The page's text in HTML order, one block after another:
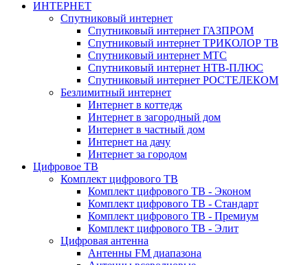
ИНТЕРНЕТ
Спутниковый интернет
Спутниковый интернет ГАЗПРОМ
Спутниковый интернет ТРИКОЛОР ТВ
Спутниковый интернет МТС
Спутниковый интернет НТВ-ПЛЮС
Спутниковый интернет РОСТЕЛЕКОМ
Безлимитный интернет
Интернет в коттедж
Интернет в загородный дом
Интернет в частный дом
Интернет на дачу
Интернет за городом
Цифровое ТВ
Комплект цифрового ТВ
Комплект цифрового ТВ - Эконом
Комплект цифрового ТВ - Стандарт
Комплект цифрового ТВ - Премиум
Комплект цифрового ТВ - Элит
Цифровая антенна
Антенны FM диапазона